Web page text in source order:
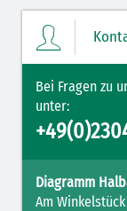
Bei Fragen zu
unter:
Diagramm
Am Winkelstück